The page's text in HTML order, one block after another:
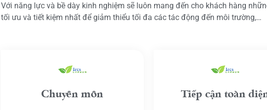
Với năng lực và bề dày kinh nghiệm sẽ luôn mang đến cho khách hàng
tối ưu và tiết kiệm nhất để giảm thiểu tối đa các tác động đến môi trường,…
Chuyên môn Tiếp cận toàn